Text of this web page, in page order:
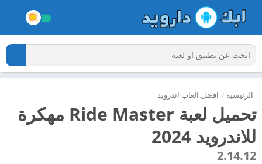
الرئيسية / افضل العاب اندرويد
تحميل لعبة Ride Master مهكرة
للاندرويد 2024
2.14.12